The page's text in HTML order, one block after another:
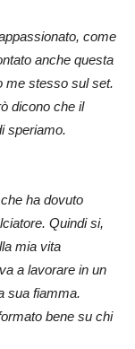
come
anche questa
me stesso sul set.
dicono che il
speriamo.
ha dovuto
Quindi si,
mia vita
a lavorare in un
sua fiamma.
bene su chi